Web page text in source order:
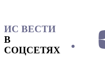
ИС ВЕСТИ
В
СОЦСЕТЯХ